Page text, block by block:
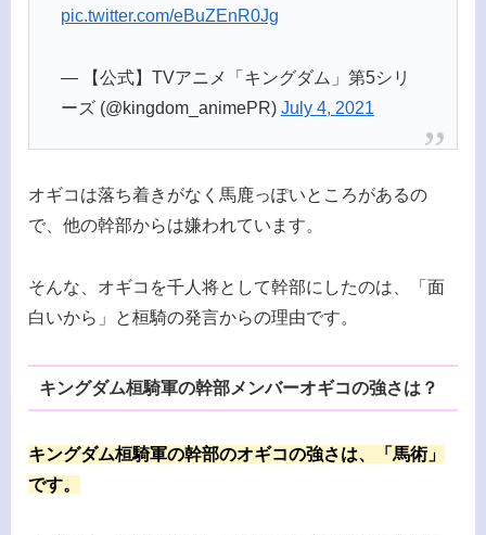
pic.twitter.com/eBuZEnR0Jg
— 【公式】TVアニメ「キングダム」第5シリ
ーズ (@kingdom_animePR) July 4, 2021
オギコは落ち着きがなく馬鹿っぽいところがあるの
で、他の幹部からは嫌われています。
そんな、オギコを千人将として幹部にしたのは、「面
白いから」と桓騎の発言からの理由です。
キングダム桓騎軍の幹部メンバーオギコの強さは？
キングダム桓騎軍の幹部のオギコの強さは、「馬術」
です。